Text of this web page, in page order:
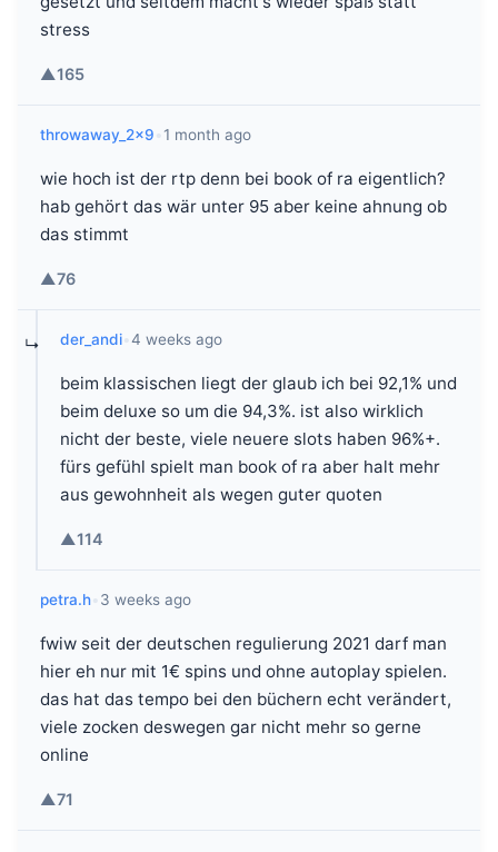
stress
▲165
throwaway_2x9 1 month ago
wie hoch ist der rtp denn bei book of ra eigentlich?
hab gehört das wär unter 95 aber keine ahnung ob
das stimmt
▲76
↳ der_andi 4 weeks ago
beim klassischen liegt der glaub ich bei 92,1% und
beim deluxe so um die 94,3%. ist also wirklich
nicht der beste, viele neuere slots haben 96%+.
fürs gefühl spielt man book of ra aber halt mehr
aus gewohnheit als wegen guter quoten
▲114
petra.h 3 weeks ago
fwiw seit der deutschen regulierung 2021 darf man
hier eh nur mit 1€ spins und ohne autoplay spielen.
das hat das tempo bei den büchern echt verändert,
viele zocken deswegen gar nicht mehr so gerne
online
▲71